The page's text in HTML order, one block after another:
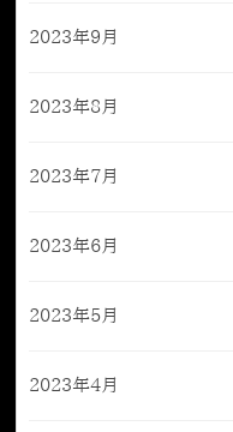
2023年9月
2023年8月
2023年7月
2023年6月
2023年5月
2023年4月